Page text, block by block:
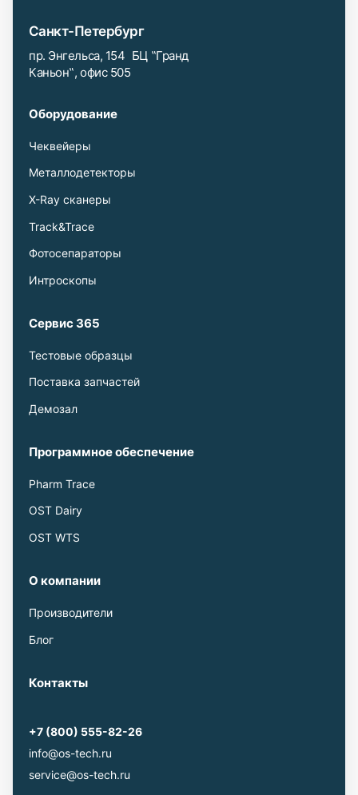
Санкт-Петербург
пр. Энгельса, 154 БЦ ‟Гранд
Каньон‟, офис 505
Оборудование
Чеквейеры
Металлодетекторы
X-Ray сканеры
Track&Trace
Фотосепараторы
Интроскопы
Сервис 365
Тестовые образцы
Поставка запчастей
Демозал
Программное обеспечение
Pharm Trace
OST Dairy
OST WTS
О компании
Производители
Блог
Контакты
+7 (800) 555-82-26
info@os-tech.ru
service@os-tech.ru